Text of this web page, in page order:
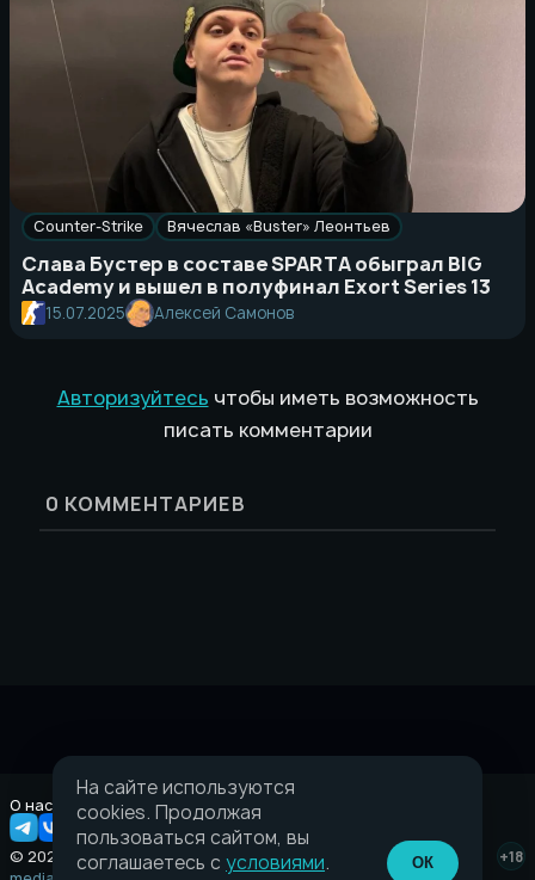
Counter-Strike Вячеслав «Buster» Леонтьев
Слава Бустер в составе SPARTA обыграл BIG
Academy и вышел в полуфинал Exort Series 13
15.07.2025 Алексей Самонов
Авторизуйтесь чтобы иметь возможность
писать комментарии
0 КОММЕНТАРИЕВ
О нас Правовая информация
© 2026 Taverna.gg
+18
На сайте используются
cookies. Продолжая
пользоваться сайтом, вы
соглашаетесь с условиями.
ОК